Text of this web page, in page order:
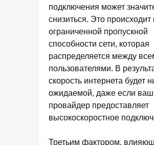
подключения может
снизиться. Это происходит
ограниченной пропускной
способности сети, которая
распределяется между
пользователями. В
скорость интернета будет
ожидаемой, даже если ваш
провайдер предоставляет
высокоскоростное
Третьим фактором,